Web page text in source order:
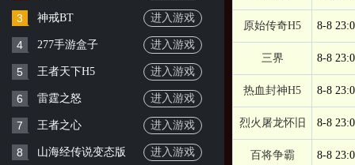
3 神戒BT 进入游戏
4 277手游盒子 进入游戏
5 王者天下H5 进入游戏
6 雷霆之怒 进入游戏
7 王者之心 进入游戏
8 山海经传说变态版 进入游戏
原始传奇H5 8-8
三界 8-8
热血封神H5 8-8
烈火屠龙怀旧 8-8
百将争霸 8-8